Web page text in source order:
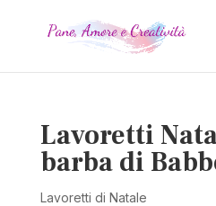
Lavoretti
barba di
Lavoretti di Natale